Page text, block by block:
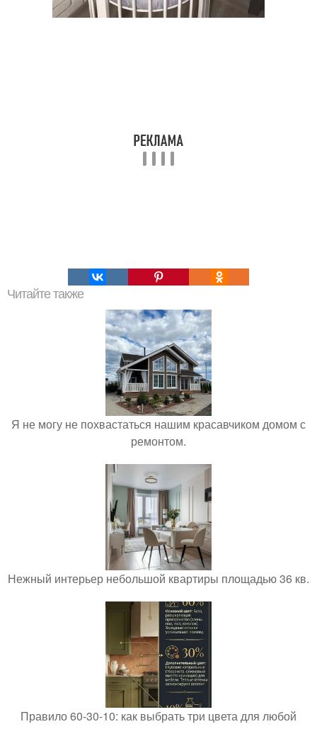
Читайте также
Я не могу не похвастаться нашим красавчиком домом с
ремонтом.
Нежный интерьер небольшой квартиры площадью 36 кв.
Правило 60-30-10: как выбрать три цвета для любой